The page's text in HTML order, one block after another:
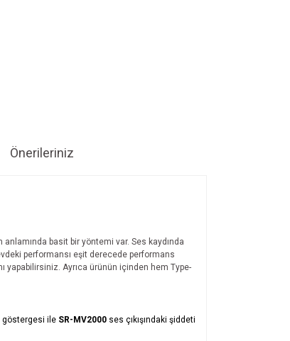
Önerileriniz
anlamında basit bir yöntemi var. Ses kaydında
performansı eşit derecede performans
yapabilirsiniz. Ayrıca ürünün içinden hem Type-
göstergesi ile SR-MV2000 ses çıkışındaki şiddeti